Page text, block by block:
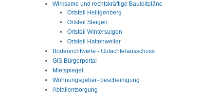
Wirksame und rechtskräftige Bauleitpläne
Ortsteil Heiligenberg
Ortsteil Steigen
Ortsteil Wintersulgen
Ortsteil Hattenweiler
Bodenrichtwerte - Gutachterausschuss
GIS Bürgerportal
Mietspiegel
Wohnungsgeber- bescheinigung
Abfallentsorgung